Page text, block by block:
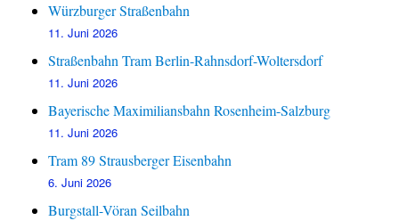
Würzburger Straßenbahn
11. Juni 2026
Straßenbahn Tram Berlin-Rahnsdorf-Woltersdorf
11. Juni 2026
Bayerische Maximiliansbahn Rosenheim-Salzburg
11. Juni 2026
Tram 89 Strausberger Eisenbahn
6. Juni 2026
Burgstall-Vöran Seilbahn